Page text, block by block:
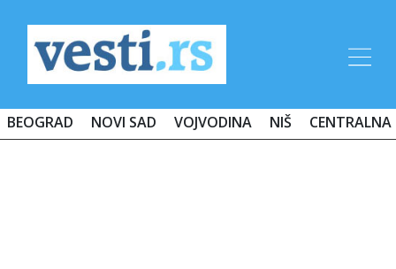
BEOGRAD NOVI SAD VOJVODINA NIŠ CENTRALNA